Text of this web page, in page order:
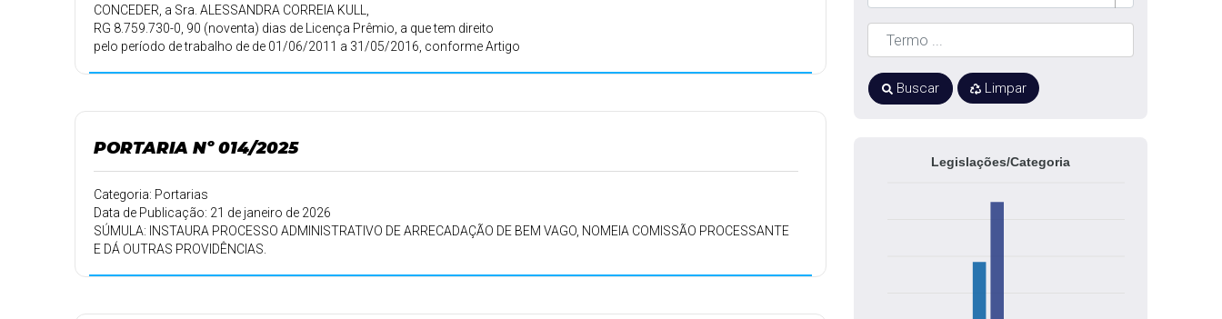
CONCEDER, a Sra. ALESSANDRA CORREIA KULL,
RG 8.759.730-0, 90 (noventa) dias de Licença Prêmio, a que tem direito
pelo período de trabalho de de 01/06/2011 a 31/05/2016, conforme Artigo
PORTARIA Nº 014/2025
Categoria: Portarias
Data de Publicação: 21 de janeiro de 2026
SÚMULA: INSTAURA PROCESSO ADMINISTRATIVO DE ARRECADAÇÃO DE BEM VAGO, NOMEIA COMISSÃO PROCESSANTE
E DÁ OUTRAS PROVIDÊNCIAS.
Buscar Limpar
Legislações/Categoria